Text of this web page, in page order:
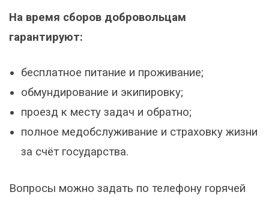
На время сборов добровольцам
гарантируют:
бесплатное питание и проживание;
обмундирование и экипировку;
проезд к месту задач и обратно;
полное медобслуживание и страховку жизни
за счёт государства.
Вопросы можно задать по телефону горячей